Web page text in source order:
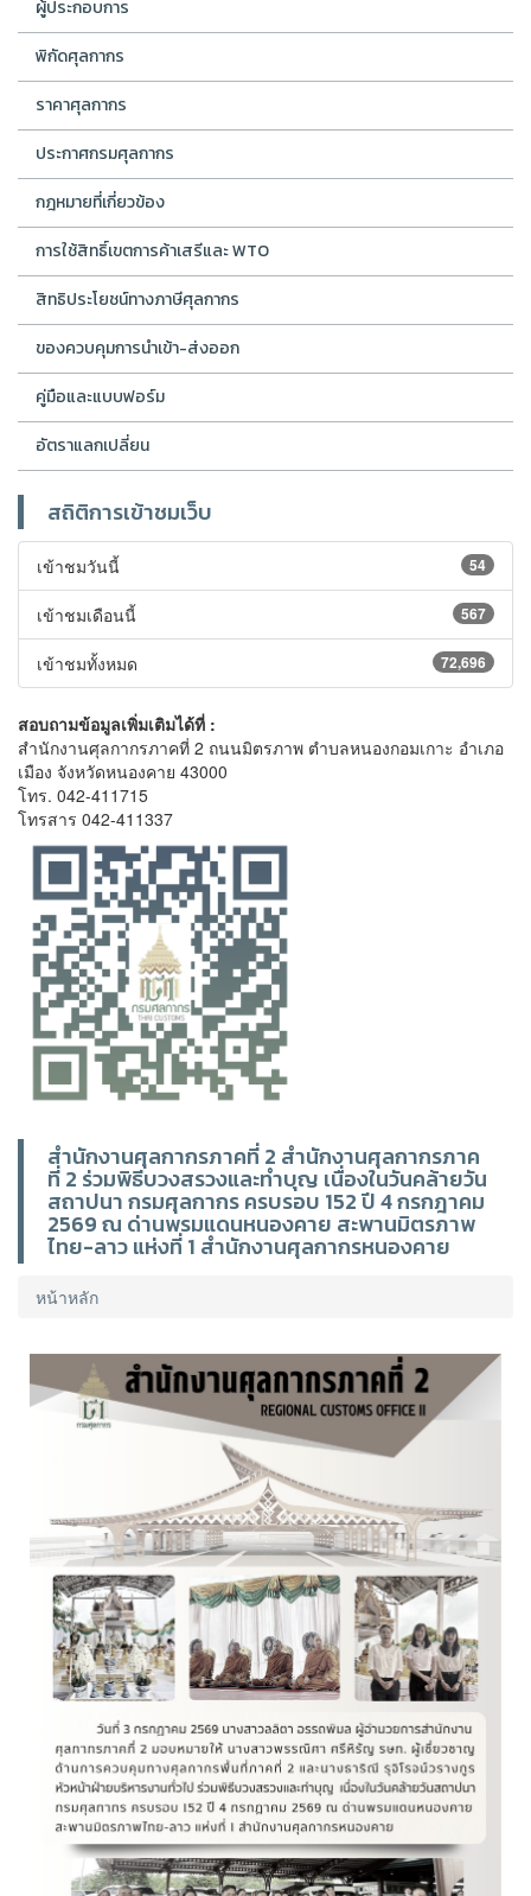
ผู้ประกอบการ
พิกัดศุลกากร
ราคาศุลกากร
ประกาศกรมศุลกากร
กฎหมายที่เกี่ยวข้อง
การใช้สิทธิ์เขตการค้าเสรีและ WTO
สิทธิประโยชน์ทางภาษีศุลกากร
ของควบคุมการนำเข้า-ส่งออก
คู่มือและแบบฟอร์ม
อัตราแลกเปลี่ยน
สถิติการเข้าชมเว็บ
54
เข้าชมวันนี้
567
เข้าชมเดือนนี้
72,696
เข้าชมทั้งหมด
สอบถามข้อมูลเพิ่มเติมได้ที่ :
สำนักงานศุลกากรภาคที่ 2 ถนนมิตรภาพ ตำบลหนองกอมเกาะ อำเภอ
เมือง จังหวัดหนองคาย 43000
โทร. 042-411715
โทรสาร 042-411337
สำนักงานศุลกากรภาคที่ 2 สำนักงานศุลกากรภาค
ที่ 2 ร่วมพิธีบวงสรวงและทำบุญ เนื่องในวันคล้ายวัน
สถาปนา กรมศุลกากร ครบรอบ 152 ปี 4 กรกฎาคม
2569 ณ ด่านพรมแดนหนองคาย สะพานมิตรภาพ
ไทย-ลาว แห่งที่ 1 สำนักงานศุลกากรหนองคาย
หน้าหลัก